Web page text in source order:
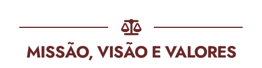
MISSÃO, VISÃO E VALORES